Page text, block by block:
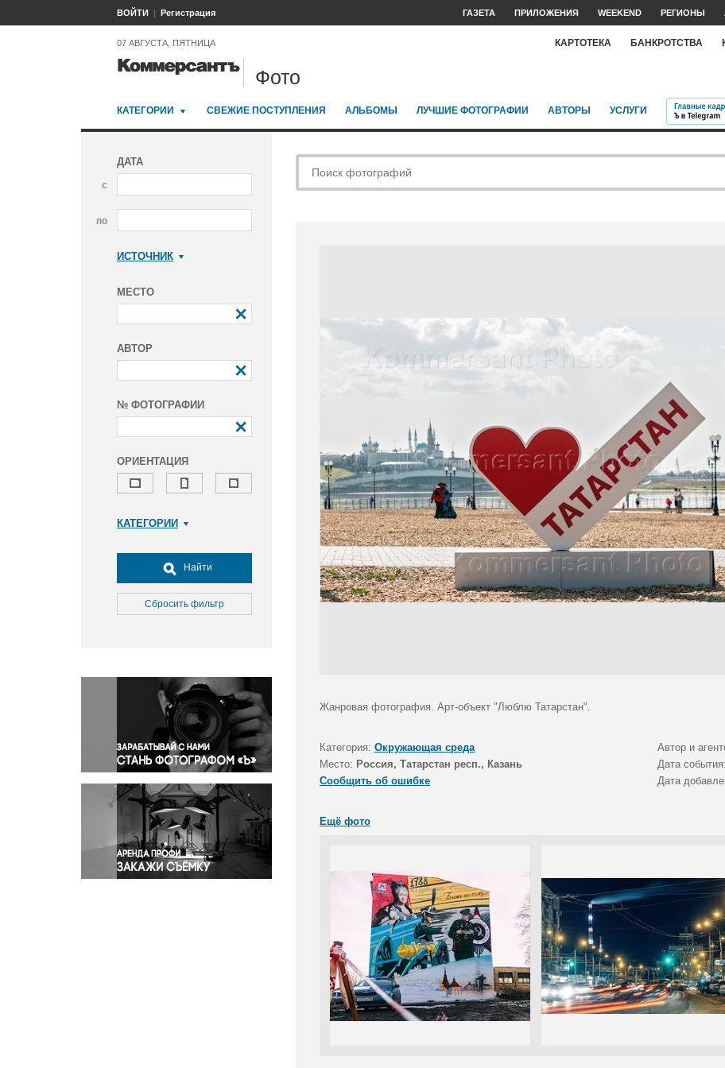
ВОЙТИ Регистрация ГАЗЕТА ПРИЛОЖЕНИЯ WEEKEND РЕГИОНЫ
07 АВГУСТА, ПЯТНИЦА КАРТОТЕКА БАНКРОТСТВА
Фото
КАТЕГОРИИ СВЕЖИЕ ПОСТУПЛЕНИЯ АЛЬБОМЫ ЛУЧШИЕ ФОТОГРАФИИ АВТОРЫ УСЛУГИ
ДАТА
с
по
ИСТОЧНИК
МЕСТО
АВТОР
№ ФОТОГРАФИИ
ОРИЕНТАЦИЯ
КАТЕГОРИИ
Досуг, туризм и отдых
Культура
Медицина
Окружающая среда
Политика
Правосудие
Происшествия и конфликты
Религия
Светская жизнь
Спорт
Экология
Экономика и бизнес
Найти
Сбросить фильтр
Жанровая фотография. Арт-объект "Люблю Татарстан".
Категория: Окружающая среда Автор и
Место: Россия, Татарстан респ., Казань Дата события:
Сообщить об ошибке
Дата
Ещё фото